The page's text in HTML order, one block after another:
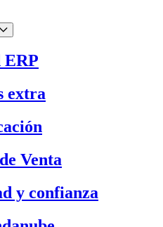
ERP
extra
Venta
y confianza